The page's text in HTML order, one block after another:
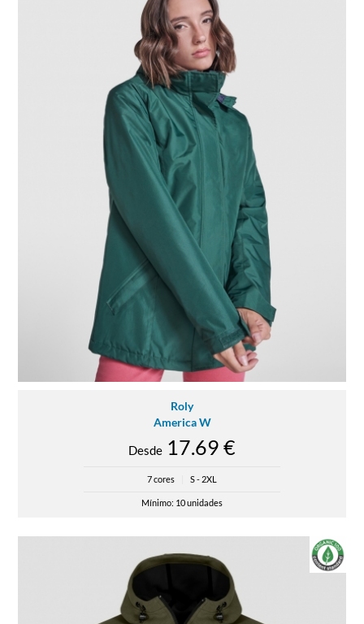
Roly
America W
Desde 17.69 €
7 cores S - 2XL
Mínimo: 10 unidades